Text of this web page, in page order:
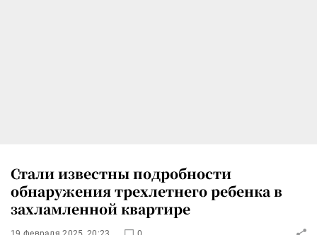
Стали известны подробности
обнаружения трехлетнего ребенка в
захламленной квартире